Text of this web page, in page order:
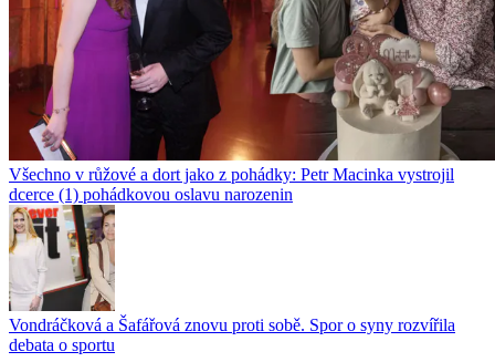
Všechno v růžové a dort jako z pohádky: Petr Macinka vystrojil
dcerce (1) pohádkovou oslavu narozenin
Vondráčková a Šafářová znovu proti sobě. Spor o syny rozvířila
debata o sportu